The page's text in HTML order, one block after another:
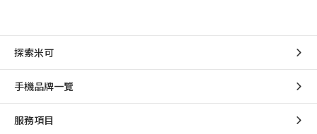
探索米可
手機品牌一覽
服務項目